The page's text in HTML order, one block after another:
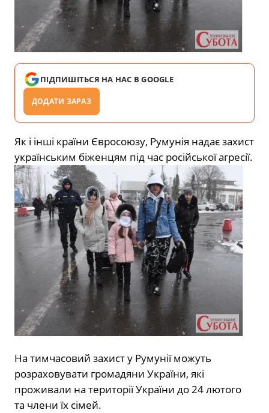
ПІДПИШІТЬСЯ НА НАС В GOOGLE
ДОДАТИ ЗАРАЗ
Як і інші країни Євросоюзу, Румунія надає захист
українським біженцям під час російської агресії.
На тимчасовий захист у Румунії можуть
розраховувати громадяни України, які
проживали на території України до 24 лютого
та члени їх сімей.